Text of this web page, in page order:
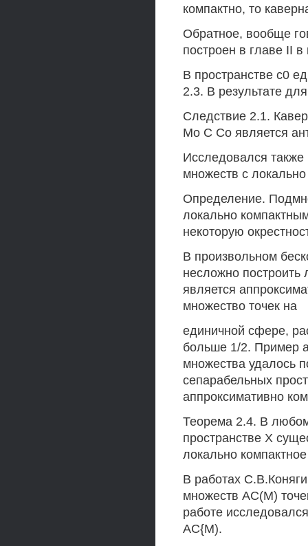
компактно, то
Обратное, вообще
построен в главе II
В пространстве с0
2.3. В результате
Следствие 2.1.
Мо С Со является
Исследовался также
множеств с
Определение.
локально
некоторую
В произвольном
несложно построить
является
множество точек на
единичной сфере,
больше 1/2. Пример
множества удалось
сепарабельных
аппроксимативно
Теорема 2.4. В
пространстве X
локально
В работах
множеств АС(М)
работе
АС{М).